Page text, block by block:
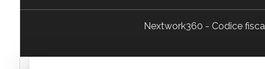
Nextwork360 - Codice